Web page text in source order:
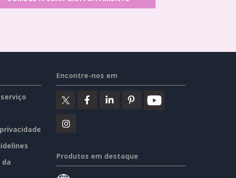
da
Encontre-nos em
Produtos em destaque